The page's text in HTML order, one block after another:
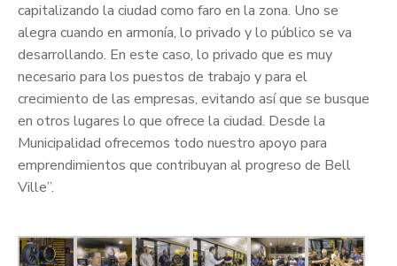
capitalizando la ciudad como faro en la zona. Uno se
alegra cuando en armonía, lo privado y lo público se va
desarrollando. En este caso, lo privado que es muy
necesario para los puestos de trabajo y para el
crecimiento de las empresas, evitando así que se busque
en otros lugares lo que ofrece la ciudad. Desde la
Municipalidad ofrecemos todo nuestro apoyo para
emprendimientos que contribuyan al progreso de Bell
Ville”.